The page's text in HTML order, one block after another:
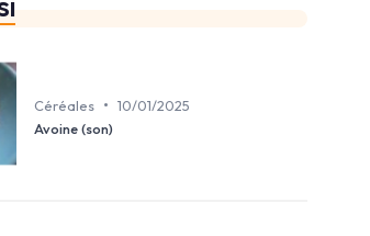
Céréales • 10/01/2025
Avoine (son)